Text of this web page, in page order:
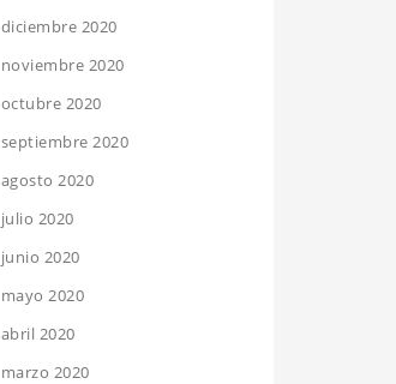
diciembre 2020
noviembre 2020
octubre 2020
septiembre 2020
agosto 2020
julio 2020
junio 2020
mayo 2020
abril 2020
marzo 2020